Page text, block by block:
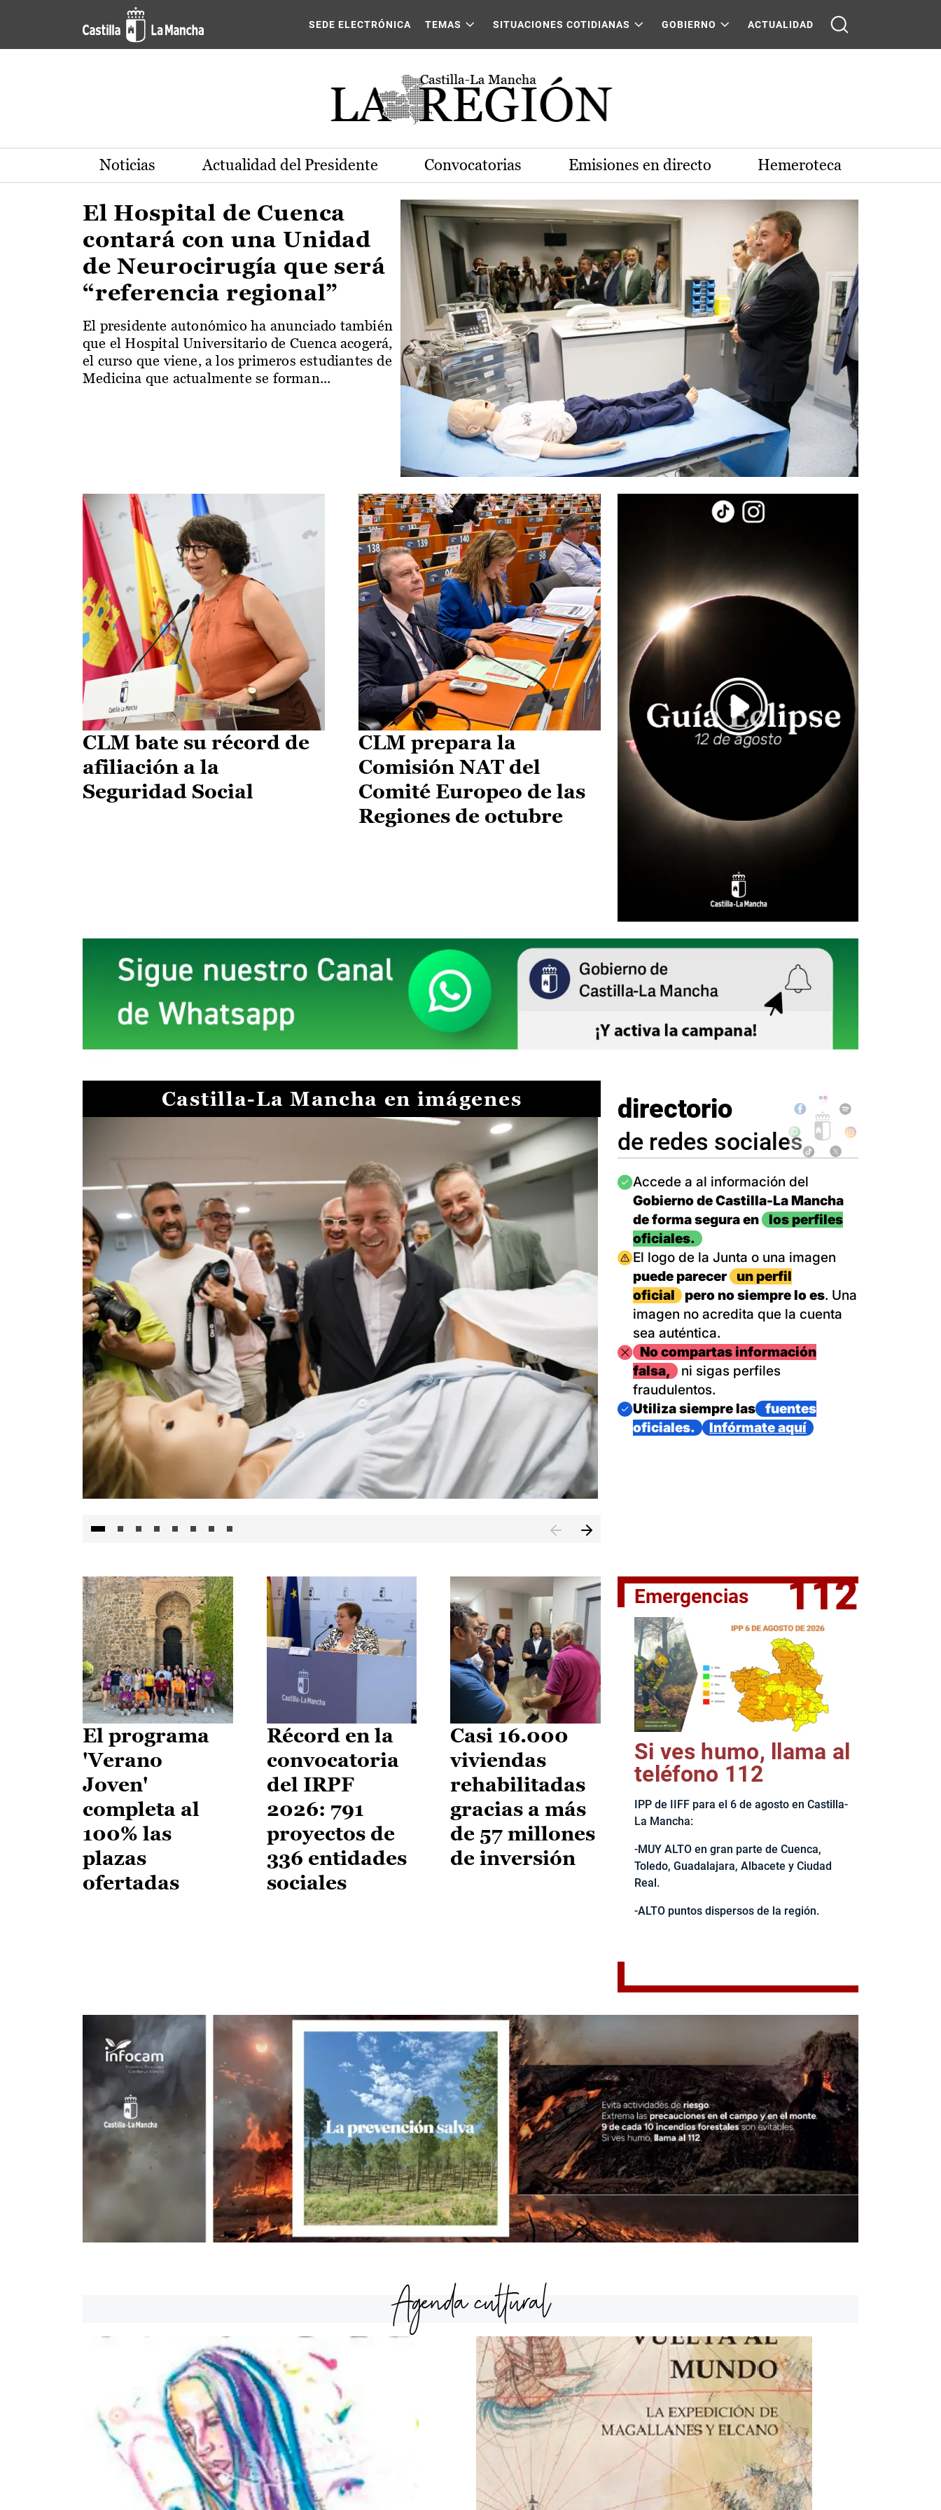
Pasar al contenido principal
Actualidad de la región de Castilla-La Mancha
SEDE ELECTRÓNICA TEMAS SITUACIONES COTIDIANAS GOBIERNO ACTUALIDAD
Noticias Actualidad del Presidente Convocatorias Emisiones en directo Hemeroteca
El Hospital de Cuenca
contará con una Unidad
de Neurocirugía que será
“referencia regional”
El presidente autonómico ha anunciado también
que el Hospital Universitario de Cuenca acogerá,
el curso que viene, a los primeros estudiantes de
Medicina que actualmente se forman...
CLM bate su récord de
afiliación a la
Seguridad Social
CLM prepara la
Comisión NAT del
Comité Europeo de las
Regiones de octubre
Castilla-La Mancha en imágenes
El jefe del Ejecutivo castellanomanchego, Emiliano García-
directorio
de redes sociales
Imagen
Accede a al información del
Gobierno de Castilla-La Mancha
de forma segura en
los perfiles
oficiales.
Imagen
El logo de la Junta o una imagen
puede parecer
un perfil
oficial
pero no siempre lo es. Una
imagen no acredita que la cuenta
sea auténtica.
ImagenNo compartas información
falsa,
ni sigas perfiles
fraudulentos.
Imagen
Utiliza siempre las
fuentes
oficiales.
Infórmate aquí
El programa
'Verano
Joven'
completa al
100% las
plazas
ofertadas
Récord en la
convocatoria
del IRPF
2026: 791
proyectos de
336 entidades
sociales
Casi 16.000
viviendas
rehabilitadas
gracias a más
de 57 millones
de inversión
Emergencias 112
Si ves humo, llama al
teléfono 112
IPP de IIFF para el 6 de agosto en Castilla-
La Mancha:
-MUY ALTO en gran parte de Cuenca,
Toledo, Guadalajara, Albacete y Ciudad
Real.
-ALTO puntos dispersos de la región.
Agenda cultural